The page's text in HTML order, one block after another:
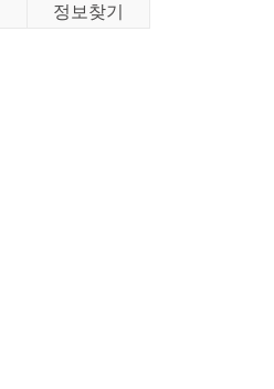
정보찾기